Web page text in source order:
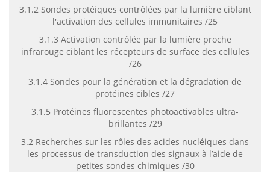
3.1.2 Sondes protéiques contrôlées par la lumière ciblant
l'activation des cellules immunitaires /25
3.1.3 Activation contrôlée par la lumière proche
infrarouge ciblant les récepteurs de surface des cellules
/26
3.1.4 Sondes pour la génération et la dégradation de
protéines cibles /27
3.1.5 Protéines fluorescentes photoactivables ultra-
brillantes /29
3.2 Recherches sur les rôles des acides nucléiques dans
les processus de transduction des signaux à l’aide de
petites sondes chimiques /30